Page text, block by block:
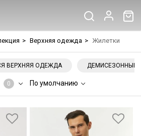
> Верхняя одежда > Жилетки
ВЕРХНЯЯ ОДЕЖДА ДЕМИСЕЗОННЫЕ
0 По умолчанию